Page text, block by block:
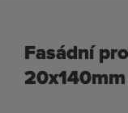
fasádní profil Thermo BO